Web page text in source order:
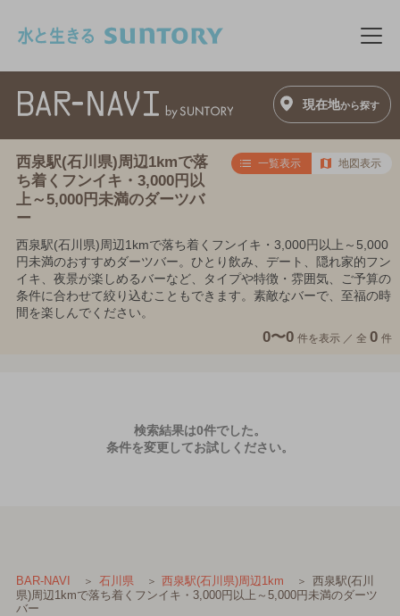
メ
現在地から探す
西泉駅(石川県)周辺1kmで落
ち着くフンイキ・3,000円以
上～5,000円未満のダーツバ
ー
一覧表示 地図表示
西泉駅(石川県)周辺1kmで落ち着くフンイキ・3,000円以上～5,000
円未満のおすすめダーツバー。ひとり飲み、デート、隠れ家的フン
イキ、夜景が楽しめるバーなど、タイプや特徴・雰囲気、ご予算の
条件に合わせて絞り込むこともできます。素敵なバーで、至福の時
間を楽しんでください。
0〜0 件を表示 ／ 全 0 件
検索結果は0件でした。
条件を変更してお試しください。
BAR-NAVI 石川県 西泉駅(石川県)周辺1km
西泉駅(石川
県)周辺1kmで落ち着くフンイキ・3,000円以上～5,000円未満のダーツ
バー